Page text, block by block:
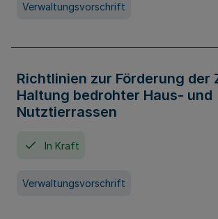
Verwaltungsvorschrift
Richtlinien zur Förderung der
Haltung bedrohter Haus- und
Nutztierrassen
In Kraft
Verwaltungsvorschrift